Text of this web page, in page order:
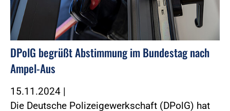
DPolG begrüßt Abstimmung im Bundestag nach
Ampel-Aus
15.11.2024 |
Die Deutsche Polizeigewerkschaft (DPolG) hat